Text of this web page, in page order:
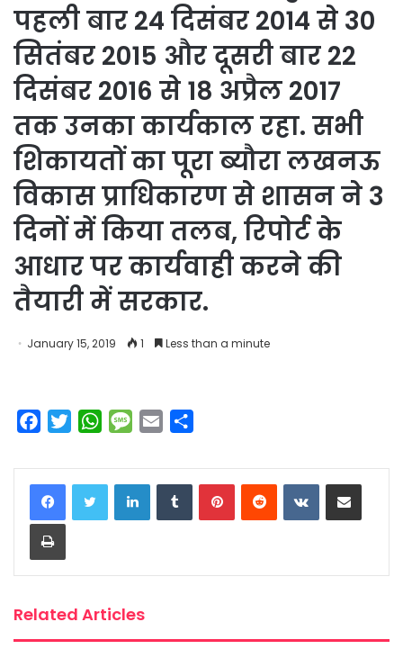
पहली बार 24 दिसंबर 2014 से 30
सितंबर 2015 और दूसरी बार 22
दिसंबर 2016 से 18 अप्रैल 2017
तक उनका कार्यकाल रहा. सभी
शिकायतों का पूरा ब्यौरा लखनऊ
विकास प्राधिकारण से शासन ने 3
दिनों में किया तलब, रिपोर्ट के
आधार पर कार्यवाही करने की
तैयारी में सरकार.
January 15, 2019 1 Less than a minute
c
e
b
o
o
i
t
t
W
a
t
s
M
s
s
a
a
i
a
r
e
LinkedInTumblrPinterestReddit VKontakteShare via Email
Print
Related Articles